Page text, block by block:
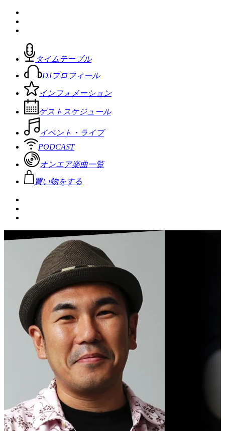
タイムテーブル
DJプロフィール
インフォメーション
ゲストスケジュール
イベント・ライブ
PODCAST
オンエア楽曲一覧
買い物をする